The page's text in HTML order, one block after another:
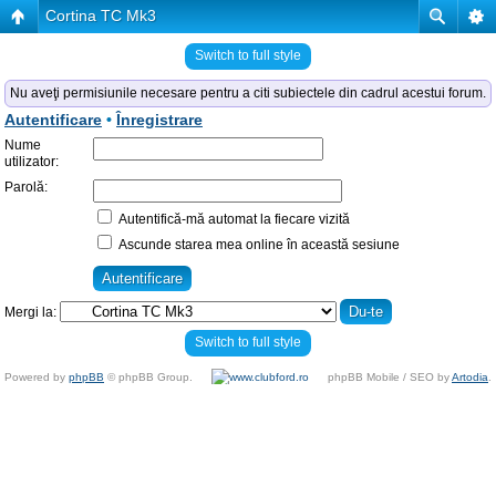
Cortina TC Mk3
Switch to full style
Nu aveţi permisiunile necesare pentru a citi subiectele din cadrul acestui forum.
Autentificare • Înregistrare
Nume
utilizator:
Parolă:
Autentifică-mă automat la fiecare vizită
Ascunde starea mea online în această sesiune
Mergi la:
Switch to full style
Powered by phpBB © phpBB Group. phpBB Mobile / SEO byArtodia